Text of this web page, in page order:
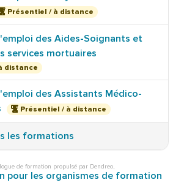
Présentiel / à distance
des Aides-Soignants et
services mortuaires
distance
des Assistants Médico-
Présentiel / à distance
les formations
de formation propulsé par Dendreo,
pour les organismes de formation